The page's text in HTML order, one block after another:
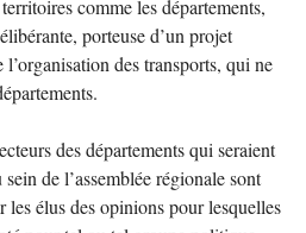
comme les départements,
porteuse d’un projet
des transports, qui ne
des départements qui seraient
de l’assemblée régionale sont
les élus des opinions pour lesquelles